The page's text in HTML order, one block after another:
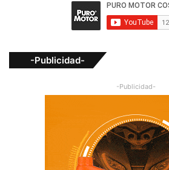
-Publicidad-
-Publicidad-